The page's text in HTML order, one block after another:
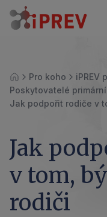
ÚvodPro koho
iPREV
Poskytovatelé
Jak podpořit rodiče v
Jak
v tom,
rodiči